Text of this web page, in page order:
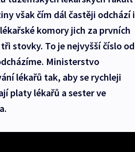
však čím dál častěji odchází i
komory jich za prvních
stovky. To je nejvyšší číslo od
Ministerstvo
lékařů tak, aby se rychleji
platy lékařů a sester ve